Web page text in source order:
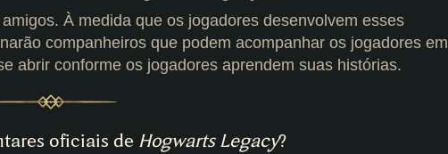
À medida que os jogadores desenvolvem esses
companheiros que podem acompanhar os jogadores em
abrir conforme os jogadores aprendem suas histórias.
oficiais de Hogwarts Legacy?